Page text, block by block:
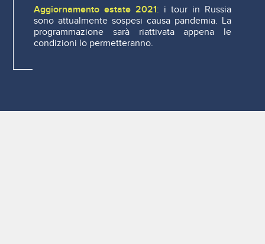
Aggiornamento estate 2021: i tour in Russia
sono attualmente sospesi causa pandemia. La
programmazione sarà riattivata appena le
condizioni lo permetteranno.